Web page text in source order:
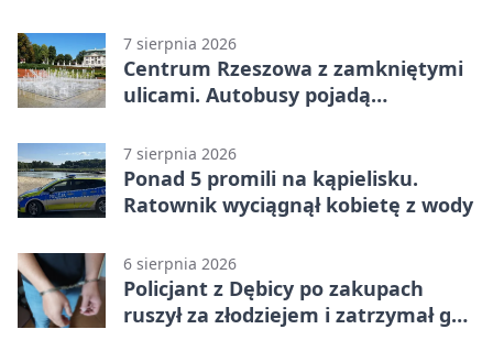
7 sierpnia 2026
Centrum Rzeszowa z zamkniętymi
ulicami. Autobusy pojadą
7 sierpnia 2026
Ponad 5 promili na kąpielisku.
Ratownik wyciągnął kobietę z wody
6 sierpnia 2026
Policjant z Dębicy po zakupach
ruszył za złodziejem i zatrzymał go